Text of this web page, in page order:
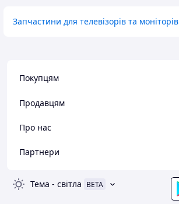
Запчастини для телевізорів та моніторів
Покупцям
Продавцям
Про нас
Партнери
Тема - світла BETA